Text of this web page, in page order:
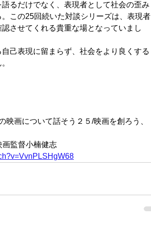
るだけでなく、表現者として社会の歪み
この25回続いた対談シリーズは、表現者
させてくれる貴重な場となっていまし
己表現に留まらず、社会をより良くする
映画について話そう２５/映画を創ろう、
画監督小楠健志